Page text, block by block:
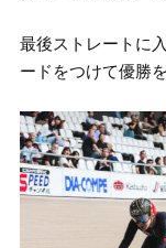
最後ストレートに
ードをつけて優勝